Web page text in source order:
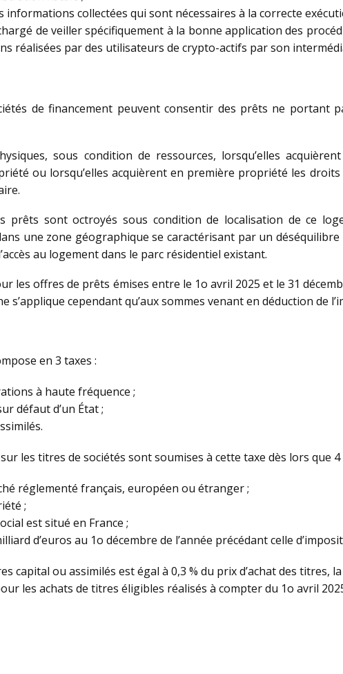
collectées qui sont nécessaires à la correcte
de veiller spécifiquement à la bonne application des
réalisées par des utilisateurs de crypto-actifs par son
de financement peuvent consentir des prêts ne portant
sous condition de ressources, lorsqu’elles
ou lorsqu’elles acquièrent en première propriété les
sont octroyés sous condition de localisation de ce
une zone géographique se caractérisant par un
au logement dans le parc résidentiel existant.
les offres de prêts émises entre le 1o avril 2025 et le 31
cependant qu’aux sommes venant en déduction de
en 3 taxes :
à haute fréquence ;
défaut d’un État ;
les titres de sociétés sont soumises à cette taxe dès lors que
réglementé français, européen ou étranger ;
;
est situé en France ;
d’euros au 1o décembre de l’année précédant celle
capital ou assimilés est égal à 0,3 % du prix d’achat des titres,
les achats de titres éligibles réalisés à compter du 1o avril